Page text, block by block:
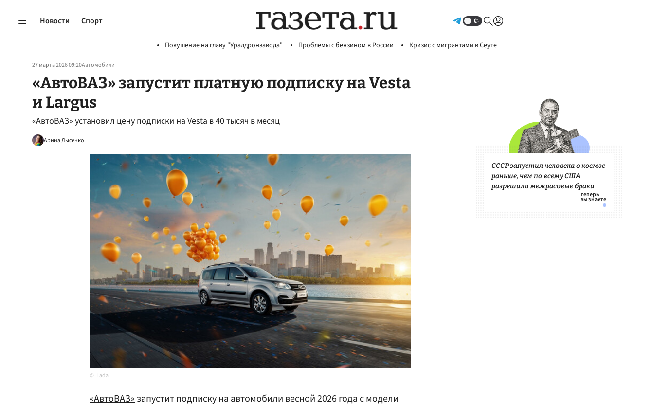
Новости Спорт
Покушение на главу "Уралдронзавода" Проблемы с бензином в России Кризис с мигрантами в Сеуте
27 марта 2026 09:20Автомобили
«АвтоВАЗ» запустит платную подписку на Vesta
и Largus
«АвтоВАЗ» установил цену подписки на Vesta в 40 тысяч в месяц
Арина Лысенко
Lada
«АвтоВАЗ»запустит подписку на автомобили весной 2026 года с модели
СССР запустил человека в космос
раньше, чем по всему США
разрешили межрасовые браки